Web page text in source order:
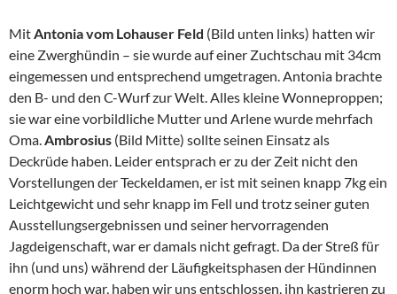
MitAntonia vom Lohauser Feld (Bild unten links) hatten wir
eine Zwerghündin – sie wurde auf einer Zuchtschau mit 34cm
eingemessen und entsprechend umgetragen. Antonia brachte
den B- und den C-Wurf zur Welt. Alles kleine Wonneproppen;
sie war eine vorbildliche Mutter und Arlene wurde mehrfach
Oma.Ambrosius (Bild Mitte) sollte seinen Einsatz als
Deckrüde haben. Leider entsprach er zu der Zeit nicht den
Vorstellungen der Teckeldamen, er ist mit seinen knapp 7kg ein
Leichtgewicht und sehr knapp im Fell und trotz seiner guten
Ausstellungsergebnissen und seiner hervorragenden
Jagdeigenschaft, war er damals nicht gefragt. Da der Streß für
ihn (und uns) während der Läufigkeitsphasen der Hündinnen
enorm hoch war, haben wir uns entschlossen, ihn kastrieren zu